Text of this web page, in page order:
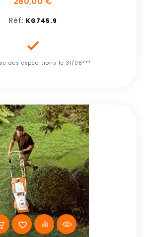
Réf: KG745.9

des expéditions le 31/08***